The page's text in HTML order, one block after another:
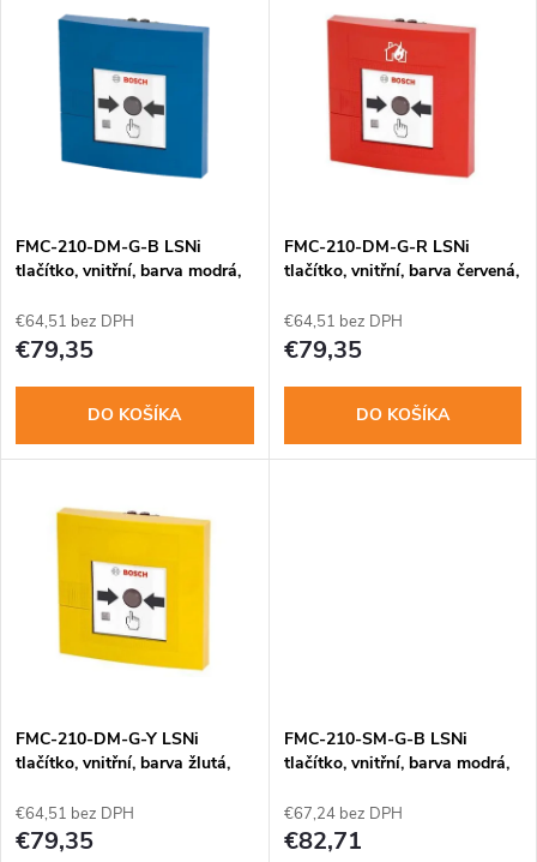
e
p
r
o
o
v
Abecedne
s
p
r
d
o
v
FMC-210-DM-G-B LSNi
tlačítko, vnitřní, barva modrá,
€64,51 bez DPH
€79,35
DO KOŠÍKA
FMC-210-DM-G-R LSNi
tlačítko, vnitřní, barva červená,
€64,51 bez DPH
€79,35
DO KOŠÍKA
FMC-210-DM-G-Y LSNi
tlačítko, vnitřní, barva žlutá,
€64,51 bez DPH
€79,35
FMC-210-SM-G-B LSNi
tlačítko, vnitřní, barva modrá,
€67,24 bez DPH
€82,71